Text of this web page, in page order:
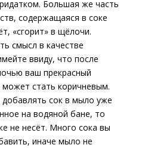
Большая же часть
содержащаяся в соке
«сгорит» в щёлочи.
смысл в качестве
ввиду, что после
ваш прекрасный
стать коричневым.
добавлять сок в мыло уже
на водяной бане, то
не несёт. Много сока вы
иначе мыло не